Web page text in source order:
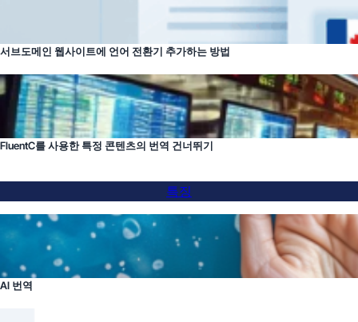
서브도메인 웹사이트에 언어 전환기 추가하는 방법
FluentC를 사용한 특정 콘텐츠의 번역 건너뛰기
특징
AI 번역